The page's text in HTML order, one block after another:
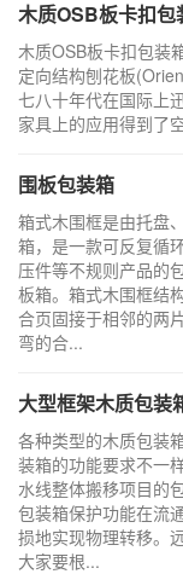
木质OSB板卡扣包
木质OSB板卡扣包装
定向结构刨花板
七八十年代在国际上
家具上的应用得到了
围板包装箱
箱式木围框是由托盘
箱，是一款可反复循
压件等不规则产品的
板箱。箱式木围框结
合页固接于相邻的两
弯的合...
大型框架木质包装
各种类型的木质包装
装箱的功能要求不一
水线整体搬移项目的
包装箱保护功能在流
损地实现物理转移。
大家要根...